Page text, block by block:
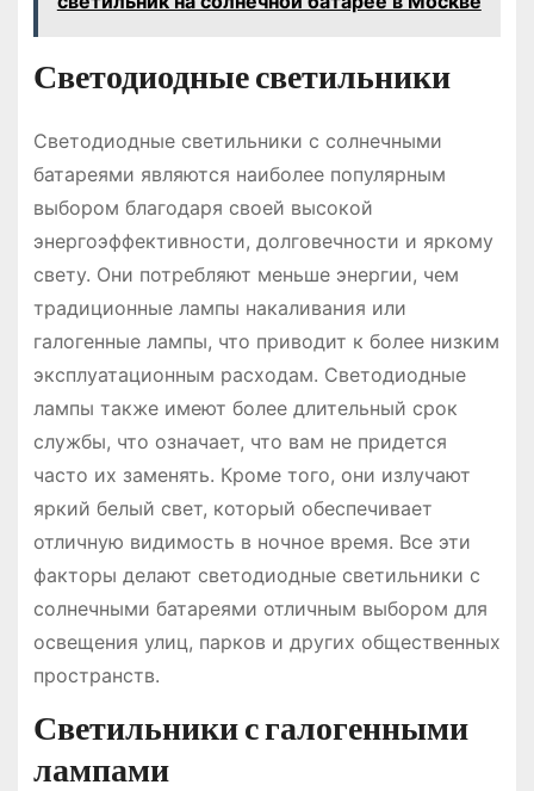
Светодиодные светильники
Светодиодные светильники с солнечными
батареями являются наиболее популярным
выбором благодаря своей высокой
энергоэффективности, долговечности и яркому
свету. Они потребляют меньше энергии, чем
традиционные лампы накаливания или
галогенные лампы, что приводит к более низким
эксплуатационным расходам. Светодиодные
лампы также имеют более длительный срок
службы, что означает, что вам не придется
часто их заменять. Кроме того, они излучают
яркий белый свет, который обеспечивает
отличную видимость в ночное время. Все эти
факторы делают светодиодные светильники с
солнечными батареями отличным выбором для
освещения улиц, парков и других общественных
пространств.
Светильники с галогенными
лампами